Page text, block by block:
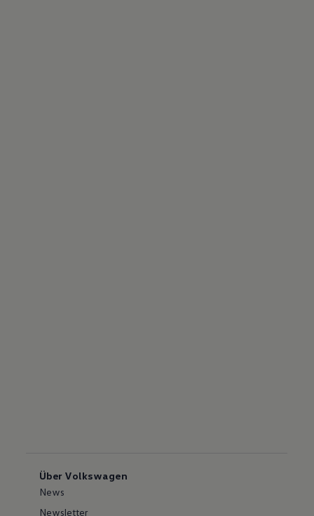
Über Volkswagen
News
Newsletter